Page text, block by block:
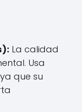
La calidad
Usa
que su